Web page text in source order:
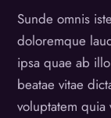
Sunde omnis
doloremque
ipsa quae ab
beatae vitae
voluptatem